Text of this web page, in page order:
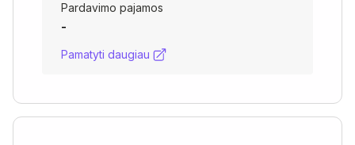
Pardavimo pajamos
-
Pamatyti daugiau